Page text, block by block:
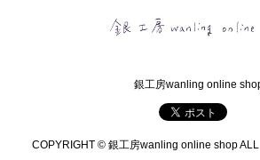
銀工房wanling online
COPYRIGHT © 銀工房wanling online shop